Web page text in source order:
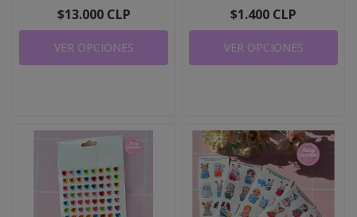
$13.000 CLP
VER OPCIONES
$1.400 CLP
VER OPCIONES